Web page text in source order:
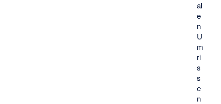
al
e
n
U
m
ri
s
s
e
n